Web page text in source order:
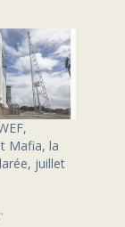
Mafia, la
juillet